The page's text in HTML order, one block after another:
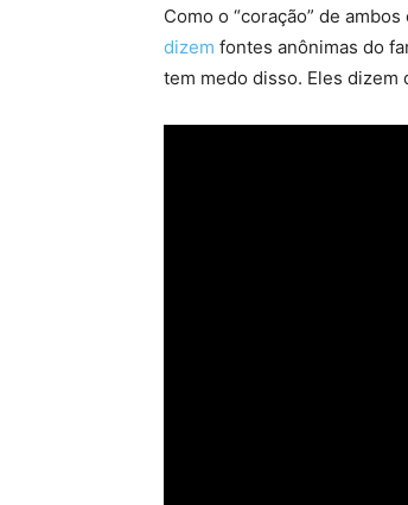
Como o “coração” de
dizem fontes anônimas do
tem medo disso. Eles dizem